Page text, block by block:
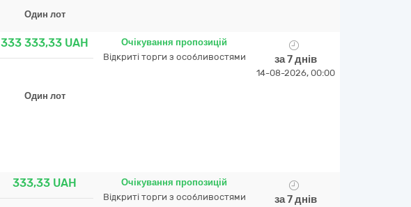
Один лот
333 333,33 UAH
Один лот
Очікування пропозицій
Відкриті торги з особливостями
за 7 днів
14-08-2026, 00:00
333,33 UAH
Очікування пропозицій
Відкриті торги з особливостями
за 7 днів